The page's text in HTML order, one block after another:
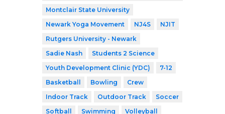
Montclair State University
Newark Yoga Movement
NJ4S
NJIT
Rutgers University - Newark
Sadie Nash
Students 2 Science
Youth Development Clinic (YDC)
7-12
Basketball
Bowling
Crew
Indoor Track
Outdoor Track
Soccer
Softball
Swimming
Volleyball